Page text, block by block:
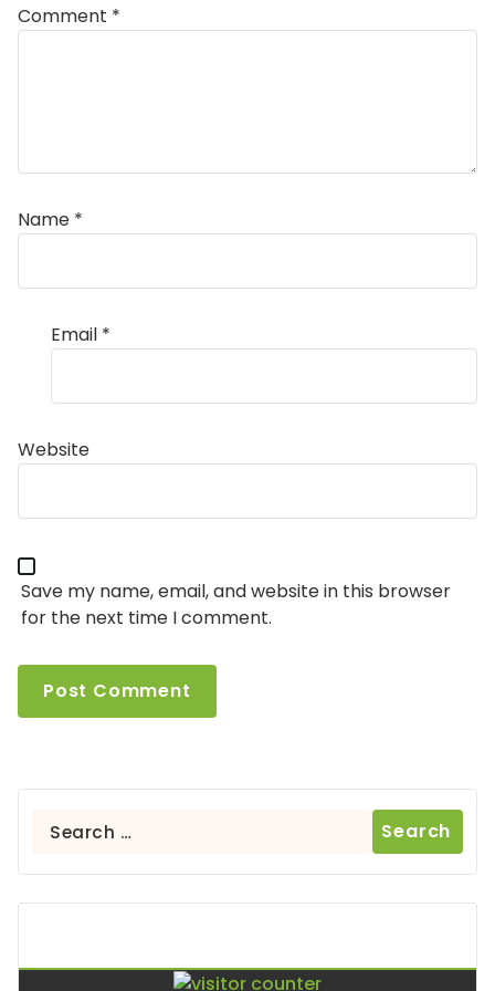
Comment *
Name *
Email *
Website
Save my name, email, and website in this browser
for the next time I comment.
Search